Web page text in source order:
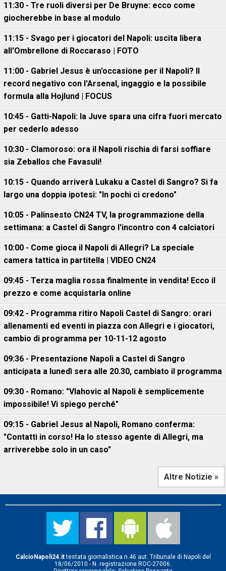
11:30 - Tre ruoli diversi per De Bruyne: ecco come
giocherebbe in base al modulo
11:15 - Svago per i giocatori del Napoli: uscita libera
all'Ombrellone di Roccaraso | FOTO
11:00 - Gabriel Jesus è un'occasione per il Napoli? Il
record negativo con l'Arsenal, ingaggio e la possibile
formula alla Hojlund | FOCUS
10:45 - Gatti-Napoli: la Juve spara una cifra fuori mercato
per cederlo adesso
10:30 - Clamoroso: ora il Napoli rischia di farsi soffiare
sia Zeballos che Favasuli!
10:15 - Quando arriverà Lukaku a Castel di Sangro? Si fa
largo una doppia ipotesi: "In pochi ci credono"
10:05 - Palinsesto CN24 TV, la programmazione della
settimana: a Castel di Sangro l'incontro con 4 calciatori
10:00 - Come gioca il Napoli di Allegri? La speciale
camera tattica in partitella | VIDEO CN24
09:45 - Terza maglia rossa finalmente in vendita! Ecco il
prezzo e come acquistarla online
09:42 - Programma ritiro Napoli Castel di Sangro: orari
allenamenti ed eventi in piazza con Allegri e i giocatori,
cambio di programma per 10-11-12 agosto
09:36 - Presentazione Napoli a Castel di Sangro
anticipata a lunedì sera alle 20.30, cambiato il programma
09:30 - Romano: "Vlahovic al Napoli è semplicemente
impossibile! Vi spiego perché"
09:15 - Gabriel Jesus al Napoli, Romano conferma:
"Contatti in corso! Ha lo stesso agente di Allegri, ma
arriverebbe solo in un caso"
Altre Notizie »
CalcioNapoli24.ittestata giornalistica n.46 aut. Tribunale di Napoli del
18/06/2010 - N. registrazione ROC-27006.